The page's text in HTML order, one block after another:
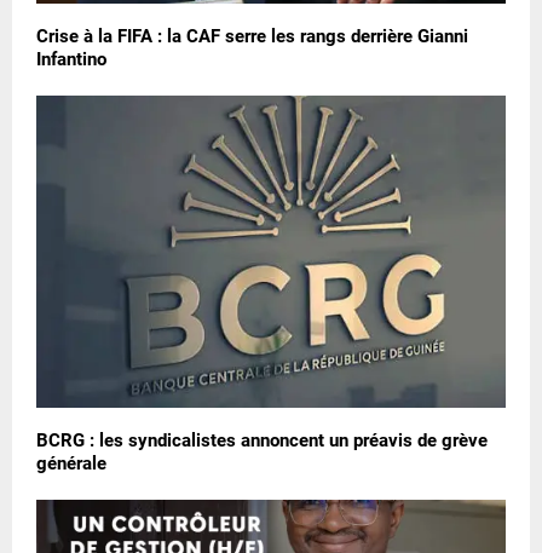
Crise à la FIFA : la CAF serre les rangs derrière Gianni
Infantino
BCRG : les syndicalistes annoncent un préavis de grève
générale